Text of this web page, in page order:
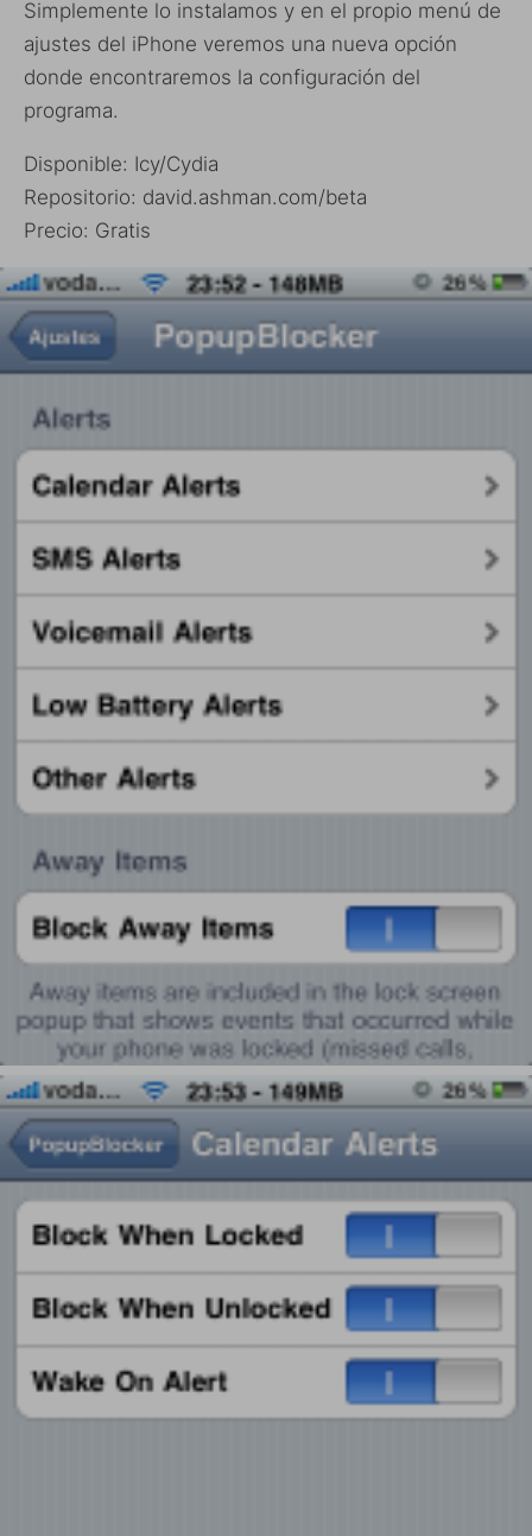
Simplemente lo instalamos y en el propio menú de
ajustes del iPhone veremos una nueva opción
donde encontraremos la configuración del
programa.
Disponible: Icy/Cydia
Repositorio: david.ashman.com/beta
Precio: Gratis